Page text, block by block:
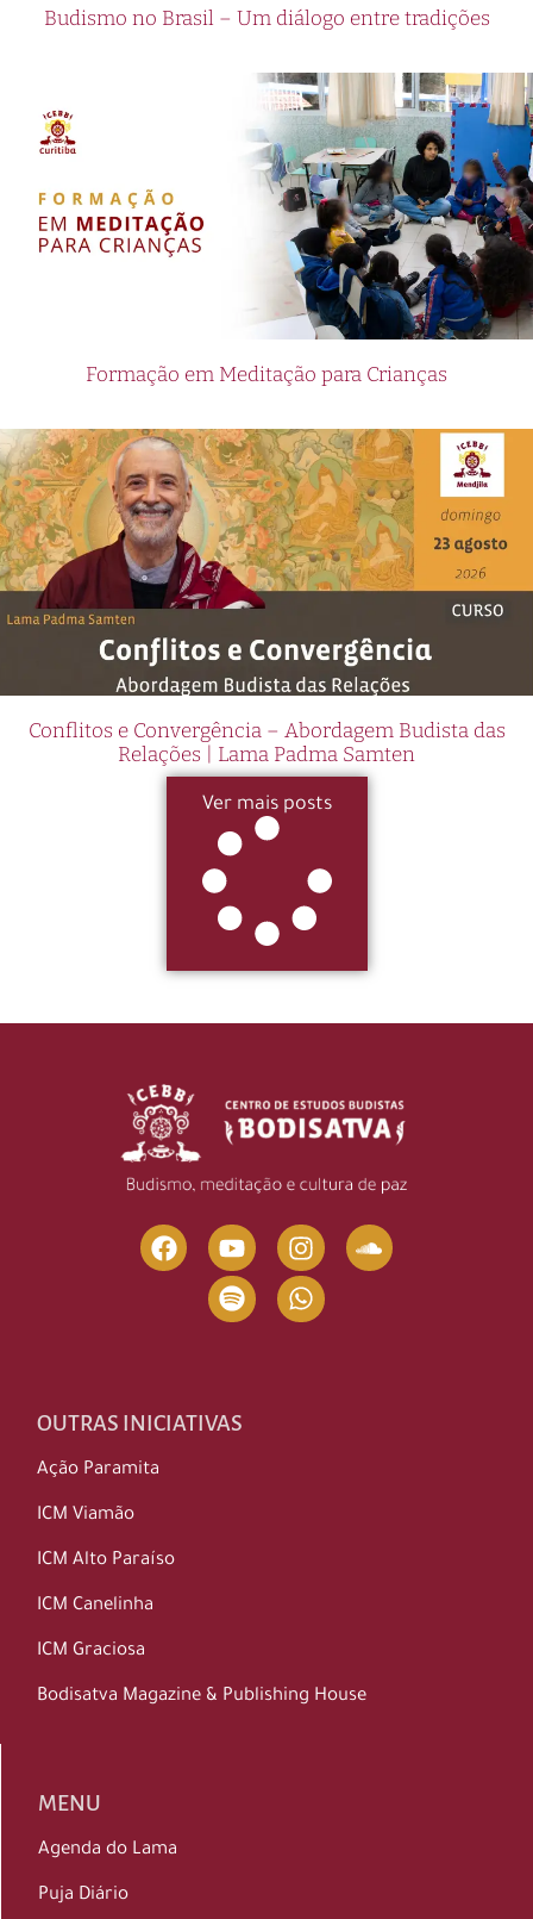
Budismo no Brasil – Um diálogo entre tradições
Formação em Meditação para Crianças
Conflitos e Convergência – Abordagem Budista das
Relações | Lama Padma Samten
Ver mais posts
OUTRAS INICIATIVAS
Ação Paramita
ICM Viamão
ICM Alto Paraíso
ICM Canelinha
ICM Graciosa
Bodisatva Magazine & Publishing House
MENU
Agenda do Lama
Puja Diário